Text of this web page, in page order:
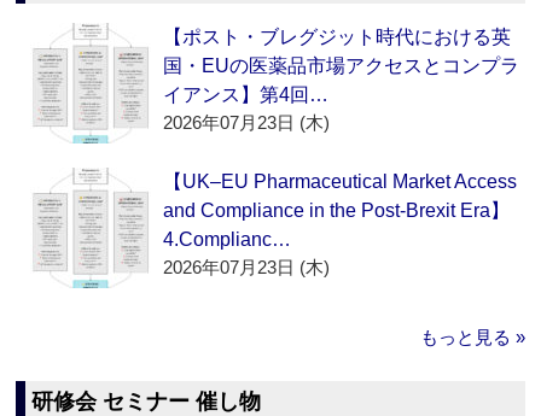
【ポスト・ブレグジット時代における英
国・EUの医薬品市場アクセスとコンプラ
イアンス】第4回…
2026年07月23日 (木)
【UK–EU Pharmaceutical Market Access
and Compliance in the Post-Brexit Era】
4.Complianc…
2026年07月23日 (木)
もっと見る »
研修会 セミナー 催し物